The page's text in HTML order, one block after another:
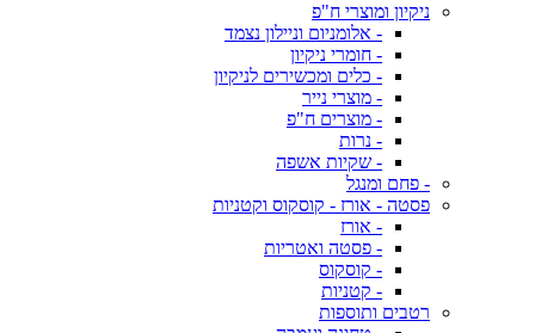
ניקיון ומוצרי ח"פ
- אלומניום וניילון נצמד
- חומרי ניקיון
- כלים ומכשירים לניקיון
- מוצרי נייר
- מוצרים ח"פ
- נרות
- שקיות אשפה
- פחם ומנגל
פסטה - אורז - קוסקוס וקטניות
- אורז
- פסטה ואטריות
- קוסקוס
- קטניות
רטבים ותוספות